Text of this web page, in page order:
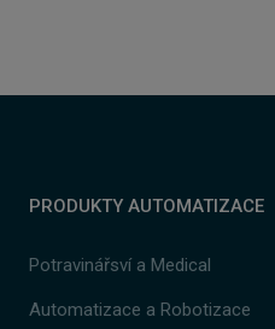
PRODUKTY AUTOMATIZACE
Potravinářsví a Medical
Automatizace a Robotizace